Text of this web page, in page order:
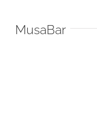
MusaBar